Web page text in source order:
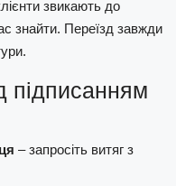
звикають до
знайти. Переїзд завжди
підписанням
– запросіть витяг з